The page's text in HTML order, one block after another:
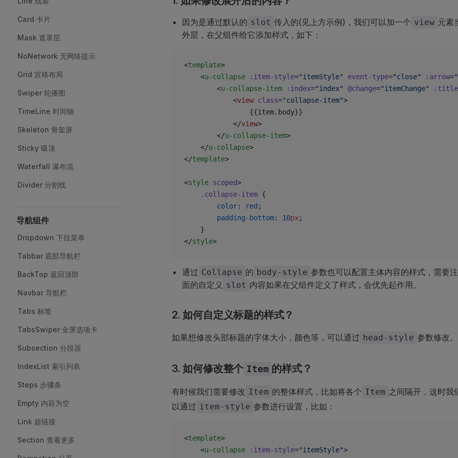
Card 卡片
Mask 遮罩层
NoNetwork 无网络提示
Grid 宫格布局
Swiper 轮播图
TimeLine 时间轴
Skeleton 骨架屏
Sticky 吸顶
Waterfall 瀑布流
Divider 分割线
导航组件
Dropdown 下拉菜单
Tabbar 底部导航栏
BackTop 返回顶部
Navbar 导航栏
Tabs 标签
TabsSwiper 全屏选项卡
Subsection 分段器
IndexList 索引列表
Steps 步骤条
Empty 内容为空
Link 超链接
Section 查看更多
因为是通过默认的 slot 传入的(见上方示例)，我们可以加一个 view 元素
外层，在父组件给它添加样式，如下：
<template>
	<
u-collapse :item-style="itemStyle" event-type="close" :arrow=
		<
u-collapse-item :index="index" @change="itemChange" :title
			<
view class="collapse-item">
				{{item.body}}
			</
view>
		</
u-collapse-item>
	</
u-collapse>
</template>
<style scoped>
	.collapse-item
{
		color
: red ;
		padding-bottom
: 10px;
	}
</style>
通过 Collapse 的 body-style 参数也可以配置主体内容的样式，需要
面的自定义 slot 内容如果在父组件定义了样式，会优先起作用。
2. 如何自定义标题的样式？
如果想修改头部标题的字体大小，颜色等，可以通过 head-style 参数修改。
3. 如何修改整个 Item 的样式？
有时候我们需要修改 Item 的整体样式，比如将各个 Item 之间隔开，这时我
以通过 item-style 参数进行设置，比如：
<template>
	<
u-collapse :item-style="itemStyle">